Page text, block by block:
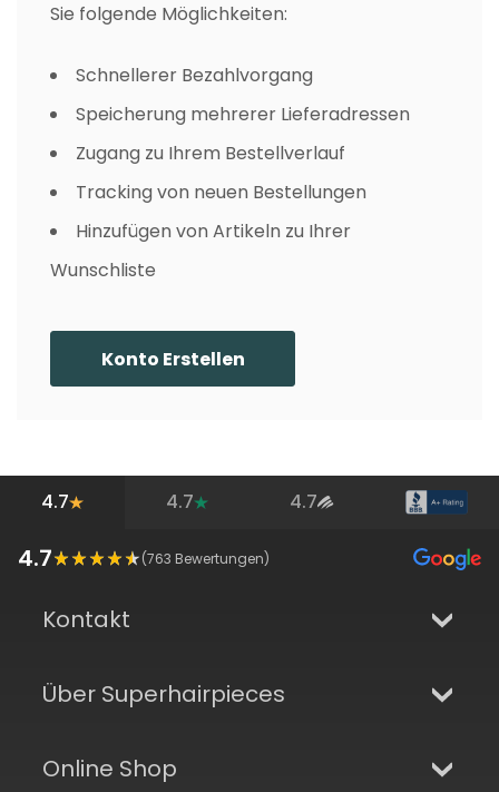
Sie folgende Möglichkeiten:
Schnellerer Bezahlvorgang
Speicherung mehrerer Lieferadressen
Zugang zu Ihrem Bestellverlauf
Tracking von neuen Bestellungen
Hinzufügen von Artikeln zu Ihrer
Wunschliste
Konto Erstellen
4.7 4.7 4.7
4.7 (763 Bewertungen)
Kontakt
Über Superhairpieces
Online Shop